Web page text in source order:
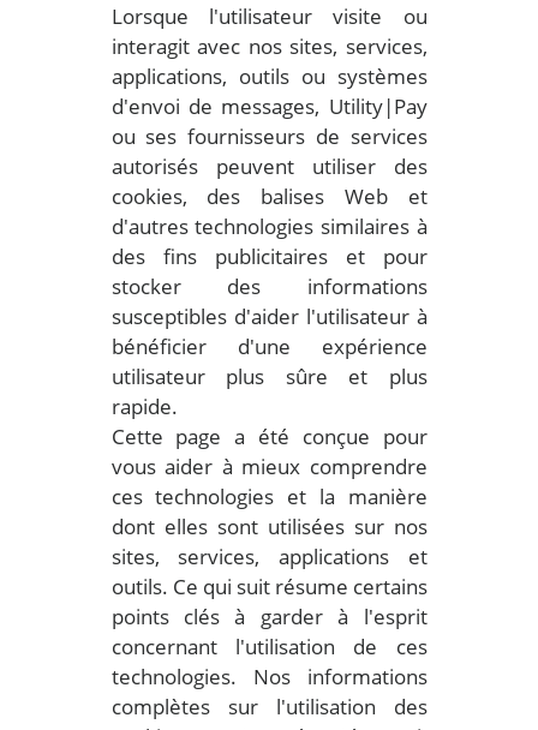
Lorsque l'utilisateur visite ou
interagit avec nos sites, services,
applications, outils ou systèmes
d'envoi de messages, Utility|Pay
ou ses fournisseurs de services
autorisés peuvent utiliser des
cookies, des balises Web et
d'autres technologies similaires à
des fins publicitaires et pour
stocker des informations
susceptibles d'aider l'utilisateur à
bénéficier d'une expérience
utilisateur plus sûre et plus
rapide.
Cette page a été conçue pour
vous aider à mieux comprendre
ces technologies et la manière
dont elles sont utilisées sur nos
sites, services, applications et
outils. Ce qui suit résume certains
points clés à garder à l'esprit
concernant l'utilisation de ces
technologies. Nos informations
complètes sur l'utilisation des